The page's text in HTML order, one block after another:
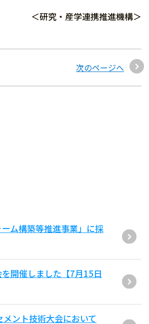
＜研究・産学連携推進機構＞
次のページへ
ム構築等推進事業」に採
開催しました【7月15日
ント技術大会において